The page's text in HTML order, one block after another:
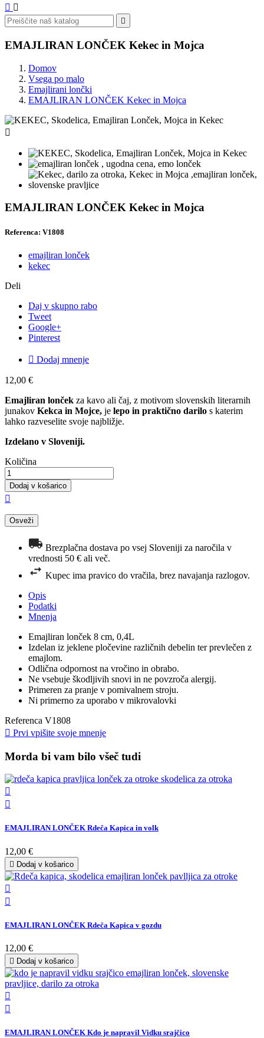
 

EMAJLIRAN LONČEK Kekec in Mojca
Domov
Vsega po malo
Emajlirani lončki
EMAJLIRAN LONČEK Kekec in Mojca

EMAJLIRAN LONČEK Kekec in Mojca
Referenca: V1808
emajliran lonček
kekec
Deli
Daj v skupno rabo
Tweet
Google+
Pinterest
 Dodaj mnenje
12,00 €
Emajliran lonček za kavo ali čaj, z motivom slovenskih literarnih
junakov Kekca in Mojce, je lepo in praktično darilo s katerim
lahko razveselite svoje najbližje.
Izdelano v Sloveniji.
Količina
Dodaj v košarico

Brezplačna dostava po vsej Sloveniji za naročila v
vrednosti 50 € ali več.
Kupec ima pravico do vračila, brez navajanja razlogov.
Opis
Podatki
Mnenja
Emajliran lonček 8 cm, 0,4L
Izdelan iz jeklene pločevine različnih debelin ter prevlečen z
emajlom.
Odlična odpornost na vročino in obrabo.
Ne vsebuje škodljivih snovi in ne povzroča alergij.
Primeren za pranje v pomivalnem stroju.
Ni primerno za uporabo v mikrovalovki
Referenca V1808
 Prvi vpišite svoje mnenje
Morda bi vam bilo všeč tudi


EMAJLIRAN LONČEK Rdeča Kapica in volk
12,00 €
 Dodaj v košarico


EMAJLIRAN LONČEK Rdeča Kapica v gozdu
12,00 €
 Dodaj v košarico


EMAJLIRAN LONČEK Kdo je napravil Vidku srajčico